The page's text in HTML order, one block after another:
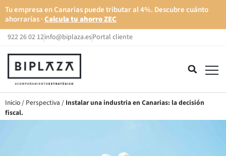
Tu empresa en Canarias puede tributar al 4%. Descubre cuánto
ahorrarías ·Calcula tu ahorro ZEC
922 26 02 12info@biplaza.esPortal cliente
Inicio/ Perspectiva / Instalar una industria en Canarias: la decisión
fiscal.